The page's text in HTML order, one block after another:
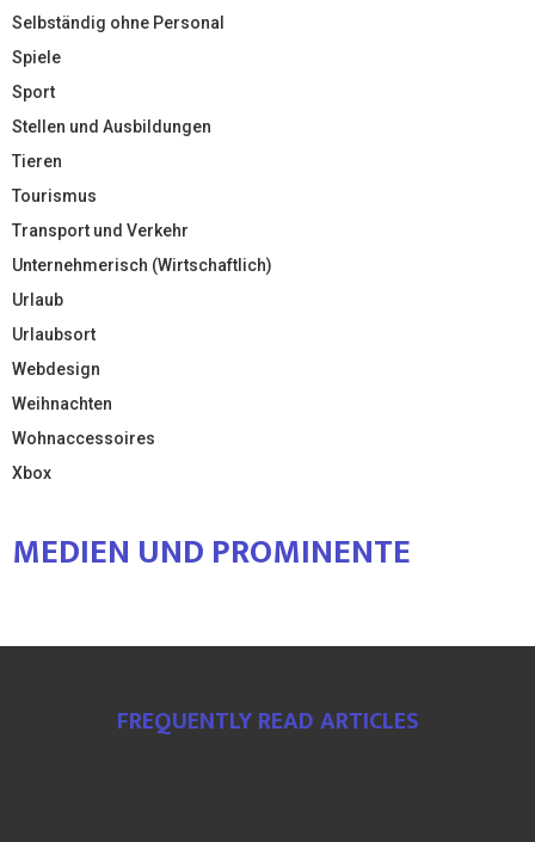
Selbständig ohne Personal
Spiele
Sport
Stellen und Ausbildungen
Tieren
Tourismus
Transport und Verkehr
Unternehmerisch (Wirtschaftlich)
Urlaub
Urlaubsort
Webdesign
Weihnachten
Wohnaccessoires
Xbox
MEDIEN UND PROMINENTE
FREQUENTLY READ ARTICLES